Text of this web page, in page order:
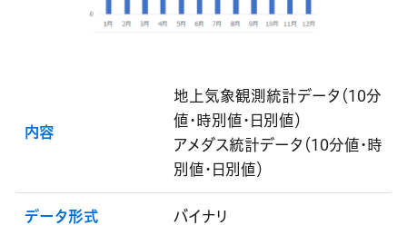
内容
地上気象観測統計データ（10分
値・時別値・日別値）
アメダス統計データ（10分値・時
別値・日別値）
データ形式 バイナリ